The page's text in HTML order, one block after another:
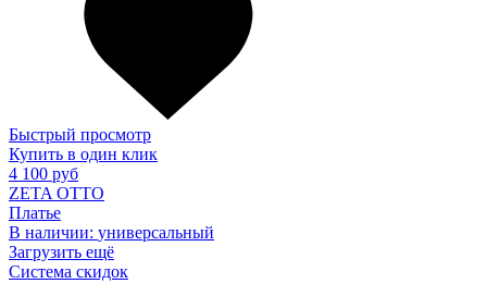
Быстрый просмотр
Купить в один клик
4 100 руб
ZETA OTTO
Платье
В наличии: универсальный
Загрузить ещё
Система скидок